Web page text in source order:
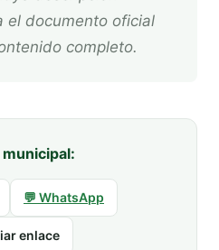
el documento oficial
completo.
💬 WhatsApp
enlace